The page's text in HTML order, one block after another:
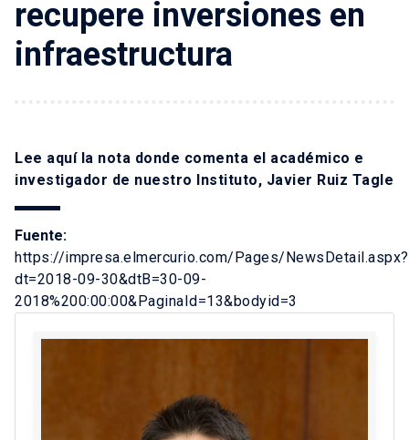
recupere inversiones en
infraestructura
Lee aquíla nota donde comenta el académico e
investigador de nuestro Instituto, Javier Ruiz Tagle
Fuente:
https://impresa.elmercurio.com/Pages/NewsDetail.aspx?
dt=2018-09-30&dtB=30-09-
2018%200:00:00&PaginaId=13&bodyid=3